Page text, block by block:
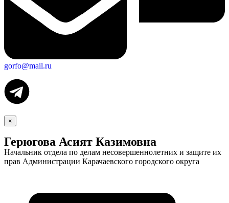
gorfo@mail.ru
×
Герюгова Асият Казимовна
Начальник отдела по делам несовершеннолетних и защите их
прав Администрации Карачаевского городского округа